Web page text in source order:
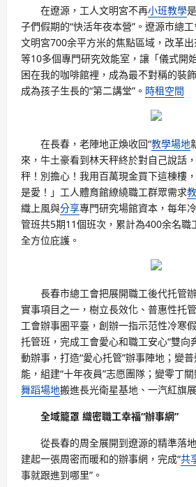
在遼源，工人文明宮不再小班教學
子們假期的“快活年夜本營”。遼源市總
文明宮700余平方米的焦點區域，改革
等10多個專門研究效能室，讓「儀式開
困在我的咖啡館裡，成為最不對稱的裝
成為孩子生長的“第二講堂”。 時租空間
在長春，老陣地正煥收回“教學場地
來，牛土豪看到林天秤終於對自己說話
秤！別擔心！我用百萬現金買下這棟樓
是愛！」工人體育館繚繞職工群眾需求
織上風與分享專門研究場館資本，每年
管班共5期11個班次，累計為400余名職
全方位庇護。
長春市總工會把展開職工後代托管
實事項目之一，樹立長效化、普惠性托
工會辦事圈平臺，創辦一指示范性冷寒
托管班，完成工會愛心和職工安心“雙向
動辦事，打造“愛心托管”辦事陣地；變
能，組建“十年夜員”志愿團隊；變零丁
舞蹈場地搬進長光衛星基地、一汽紅旗
全域籠罩 織密職工幸福“辦事網”
從長春的周全展開到遼源的精準落
建起一張周密而暖和的辦事網，完成“共
事就跟進到哪里”。